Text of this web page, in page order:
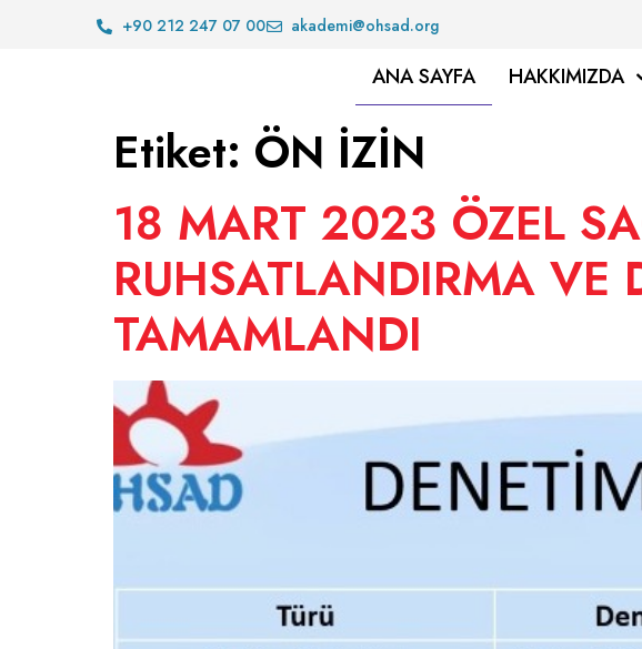
+90 212 247 07 00 akademi@ohsad.org
ANA SAYFA HAKKIMIZDA
Etiket: ÖN İZİN
18 MART 2023 ÖZEL
RUHSATLANDIRMA VE
TAMAMLANDI